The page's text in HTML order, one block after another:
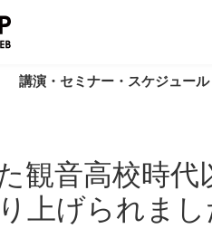
講演・セミナー・スケジュール
観音高校時
上げられまし